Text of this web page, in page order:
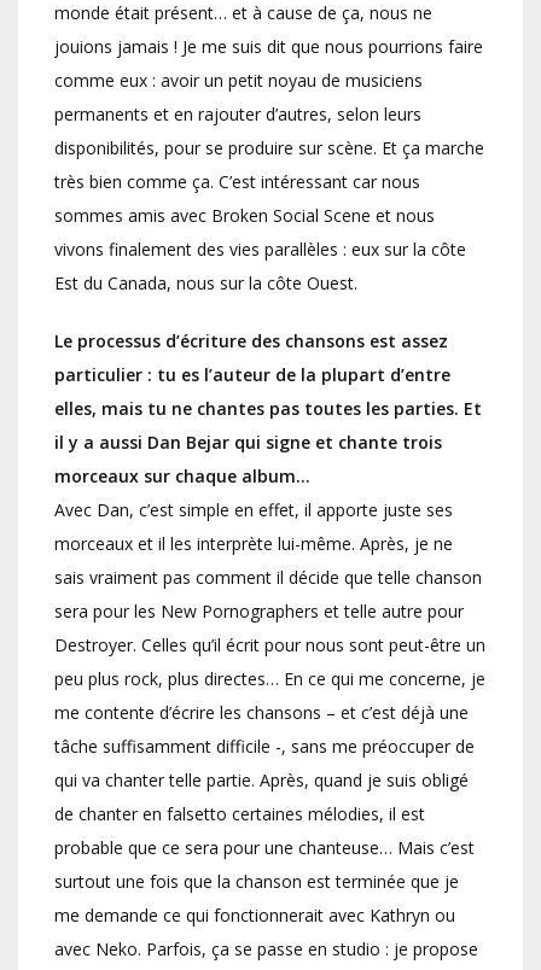
monde était présent… et à cause de ça, nous ne
jouions jamais ! Je me suis dit que nous pourrions faire
comme eux : avoir un petit noyau de musiciens
permanents et en rajouter d’autres, selon leurs
disponibilités, pour se produire sur scène. Et ça marche
très bien comme ça. C’est intéressant car nous
sommes amis avec Broken Social Scene et nous
vivons finalement des vies parallèles : eux sur la côte
Est du Canada, nous sur la côte Ouest.
Le processus d’écriture des chansons est assez
particulier : tu es l’auteur de la plupart d’entre
elles, mais tu ne chantes pas toutes les parties. Et
il y a aussi Dan Bejar qui signe et chante trois
morceaux sur chaque album…
Avec Dan, c’est simple en effet, il apporte juste ses
morceaux et il les interprète lui-même. Après, je ne
sais vraiment pas comment il décide que telle chanson
sera pour les New Pornographers et telle autre pour
Destroyer. Celles qu’il écrit pour nous sont peut-être un
peu plus rock, plus directes… En ce qui me concerne, je
me contente d’écrire les chansons – et c’est déjà une
tâche suffisamment difficile -, sans me préoccuper de
qui va chanter telle partie. Après, quand je suis obligé
de chanter en falsetto certaines mélodies, il est
probable que ce sera pour une chanteuse… Mais c’est
surtout une fois que la chanson est terminée que je
me demande ce qui fonctionnerait avec Kathryn ou
avec Neko. Parfois, ça se passe en studio : je propose